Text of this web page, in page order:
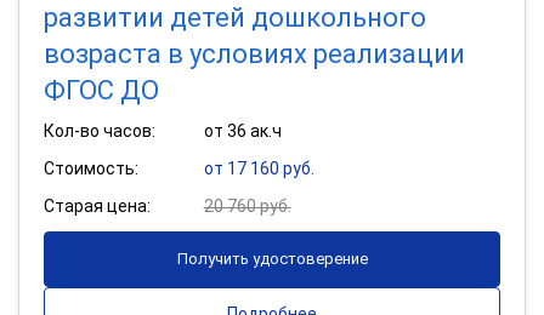
развитии детей дошкольного
возраста в условиях реализации
ФГОС ДО
Кол-во часов:
от 36 ак.ч
Стоимость:
от 17 160 руб.
Старая цена:
20 760 руб.
Получить удостоверение